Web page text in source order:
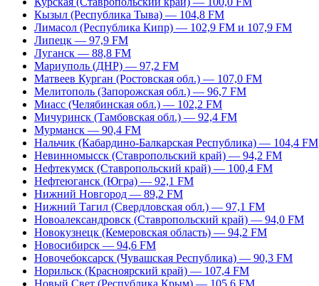
Кызыл (Республика Тыва) — 104,8 FM
Лимасол (Республика Кипр) — 102,9 FM и 107,9 FM
Липецк — 97,9 FM
Луганск — 88,8 FM
Мариуполь (ДНР) — 97,2 FM
Матвеев Курган (Ростовская обл.) — 107,0 FM
Мелитополь (Запорожская обл.) — 96,7 FM
Миасс (Челябинская обл.) — 102,2 FM
Мичуринск (Тамбовская обл.) — 92,4 FM
Мурманск — 90,4 FM
Нальчик (Кабардино-Балкарская Республика) — 104,4 FM
Невинномысск (Ставропольский край) — 94,2 FM
Нефтекумск (Ставропольский край) — 100,4 FM
Нефтеюганск (Югра) — 92,1 FM
Нижний Новгород — 89,2 FM
Нижний Тагил (Свердловская обл.) — 97,1 FM
Новоалександровск (Ставропольский край) — 94,0 FM
Новокузнецк (Кемеровская область) — 94,2 FM
Новосибирск — 94,6 FM
Новочебоксарск (Чувашская Республика) — 90,3 FM
Норильск (Красноярский край) — 107,4 FM
Новый Свет (Республика Крым) — 105,6 FM